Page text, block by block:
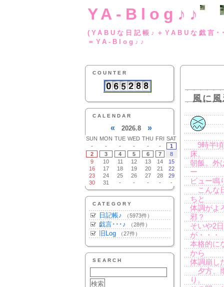
YA-Blog♪♪
(YABUな日記帳♪
＝YA-Blog♪♪
COUNTER
CALENDAR
« 2026.8 »
SUN MON TUE WED THU FRI SAT
-
- - - - -
1
2
3 4 5 6 7
8
9
10 11 12 13 14
15
16
17 18 19 20 21
22
23
24 25 26 27 28
29
30
31 - - - - -
CATEGORY
日記帳♪ （5973件）
戯言･･･♪ （28件）
旧Log （27件）
SEARCH
風に
9時半頃
床。
朝飯。外
ー
ビュー鳴
こんな
ちと
体調がよ
邪？
そいや2
が・・・
本格的に
から
体調崩し
夕方、
り。